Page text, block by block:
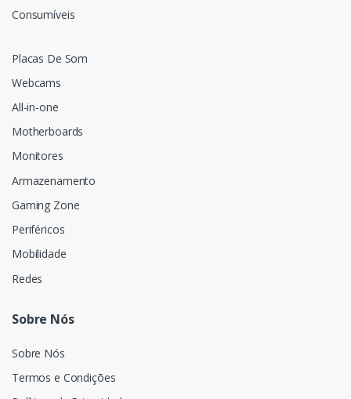
Consumíveis
Placas De Som
Webcams
All-in-one
Motherboards
Monitores
Armazenamento
Gaming Zone
Periféricos
Mobilidade
Redes
Sobre Nós
Sobre Nós
Termos e Condições